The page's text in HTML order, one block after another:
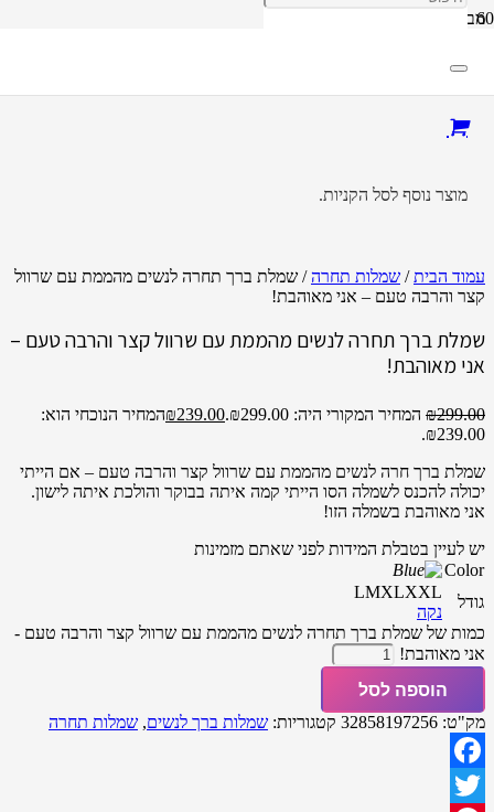
מוצר נוסף לסל הקניות.
מבצע!
עמוד הבית/ שמלות תחרה/ שמלת ברך תחרה לנשים מהממת עם שרוול
קצר והרבה טעם – אני מאוהבת!
שמלת ברך תחרה לנשים מהממת עם שרוול קצר והרבה טעם –
אני מאוהבת!
₪299.00 המחיר המקורי היה: ₪299.00. ₪239.00
המחיר הנוכחי הוא:
₪239.00.
שמלת ברך חרה לנשים מהממת עם שרוול קצר והרבה טעם – אם הייתי
יכולה להכנס לשמלה הסו הייתי קמה איתה בבוקר והולכת איתה לישון.
אני מאוהבת בשמלה הזו!
יש לעיין בטבלת המידות לפני שאתם מזמינות
Color
גודל
LMXLXXL
נקה
כמות של שמלת ברך תחרה לנשים מהממת עם שרוול קצר והרבה טעם -
אני מאוהבת!
הוספה לסל
מק"ט: 32858197256 קטגוריות: שמלות ברך לנשים, שמלות תחרה
Facebook